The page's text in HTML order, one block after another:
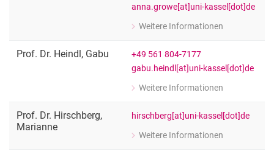
anna.growe[at]uni-kassel[dot]de
Weitere Informationen
zu Prof. Dr. Anna Growe
Prof. Dr. Heindl , Gabu
+49 561 804-7177
gabu.heindl[at]uni-kassel[dot]de
Weitere Informationen
zu Prof. Dr. Gabu Heindl
Prof. Dr. Hirschberg,
Marianne
hirschberg[at]uni-kassel[dot]de
Weitere Informationen
zu Prof. Dr. Marianne Hirschberg